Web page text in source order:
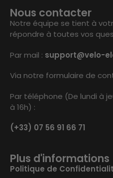
Nous contacter
Notre équipe se tient à
répondre à toutes vos
Par mail : support@velo-
Via notre formulaire de
Par téléphone (De lundi à
à 16h) :
(+33) 07 56 91 66 71
Plus d'informations
Politique de